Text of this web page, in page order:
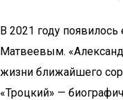
В 2021 году
Матвеевым.
жизни ближайшего
«Троцкий» —